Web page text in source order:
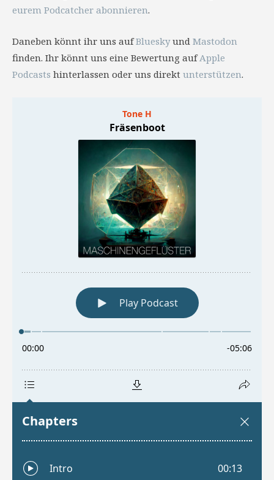
eurem Podcatcher abonnieren.
Daneben könnt ihr uns aufBlueskyund Mastodon
finden. Ihr könnt uns eine Bewertung aufApple
Podcasts hinterlassen oder uns direkt unterstützen.